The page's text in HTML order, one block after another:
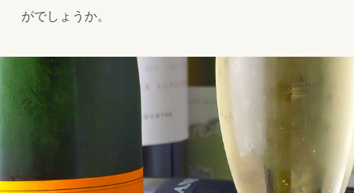
がでしょうか。